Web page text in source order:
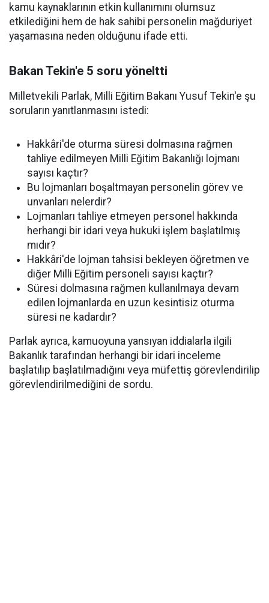
kamu kaynaklarının etkin kullanımını olumsuz
etkilediğini hem de hak sahibi personelin mağduriyet
yaşamasına neden olduğunu ifade etti.
Bakan Tekin'e 5 soru yöneltti
Milletvekili Parlak, Milli Eğitim Bakanı Yusuf Tekin'e şu
soruların yanıtlanmasını istedi:
Hakkâri'de oturma süresi dolmasına rağmen
tahliye edilmeyen Milli Eğitim Bakanlığı lojmanı
sayısı kaçtır?
Bu lojmanları boşaltmayan personelin görev ve
unvanları nelerdir?
Lojmanları tahliye etmeyen personel hakkında
herhangi bir idari veya hukuki işlem başlatılmış
mıdır?
Hakkâri'de lojman tahsisi bekleyen öğretmen ve
diğer Milli Eğitim personeli sayısı kaçtır?
Süresi dolmasına rağmen kullanılmaya devam
edilen lojmanlarda en uzun kesintisiz oturma
süresi ne kadardır?
Parlak ayrıca, kamuoyuna yansıyan iddialarla ilgili
Bakanlık tarafından herhangi bir idari inceleme
başlatılıp başlatılmadığını veya müfettiş görevlendirilip
görevlendirilmediğini de sordu.